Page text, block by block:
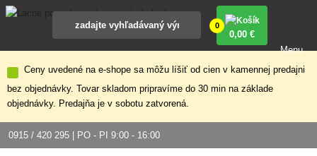
Ceny uvedené na e-shope sa môžu líšiť od cien v kamennej predajni
bez objednávky. Tovar skladom pripravíme do 30 min na základe
objednávky. Predajňa je v sobotu zatvorená.
0915 / 420 295 | PO - PI 9:00 - 16:00
0
0,00 €
Menu